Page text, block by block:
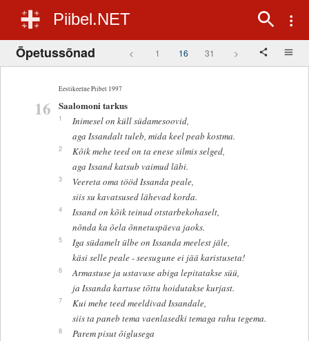
Piibel.NET
Õpetussõnad < 1 16 31 >
Eestikeelne Piibel 1997
16 Saalomoni tarkus
1
Inimesel on küll südamesoovid,
aga Issandalt tuleb, mida keel peab kostma.
2
Kõik mehe teed on ta enese silmis selged,
aga Issand katsub vaimud läbi.
3
Veereta oma tööd Issanda peale,
siis su kavatsused lähevad korda.
4
Issand on kõik teinud otstarbekohaselt,
nõnda ka õela õnnetuspäeva jaoks.
5
Iga südamelt ülbe on Issanda meelest jäle,
käsi selle peale - seesugune ei jää karistuseta!
6
Armastuse ja ustavuse abiga lepitatakse süü,
ja Issanda kartuse tõttu hoidutakse kurjast.
7
Kui mehe teed meeldivad Issandale,
siis ta paneb tema vaenlasedki temaga rahu tegema.
8
Parem pisut õiglusega